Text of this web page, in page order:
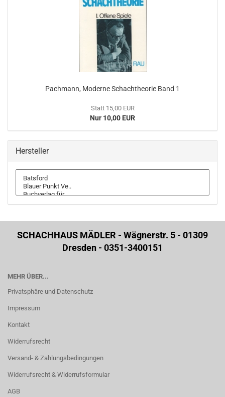
Pachmann, Moderne Schachtheorie Band 1
Statt 15,00 EUR
Nur 10,00 EUR
Hersteller
SCHACHHAUS MÄDLER - Wägnerstr. 5 - 01309
Dresden - 0351-3400151
MEHR ÜBER...
Privatsphäre und Datenschutz
Impressum
Kontakt
Widerrufsrecht
Versand- & Zahlungsbedingungen
Widerrufsrecht & Widerrufsformular
AGB